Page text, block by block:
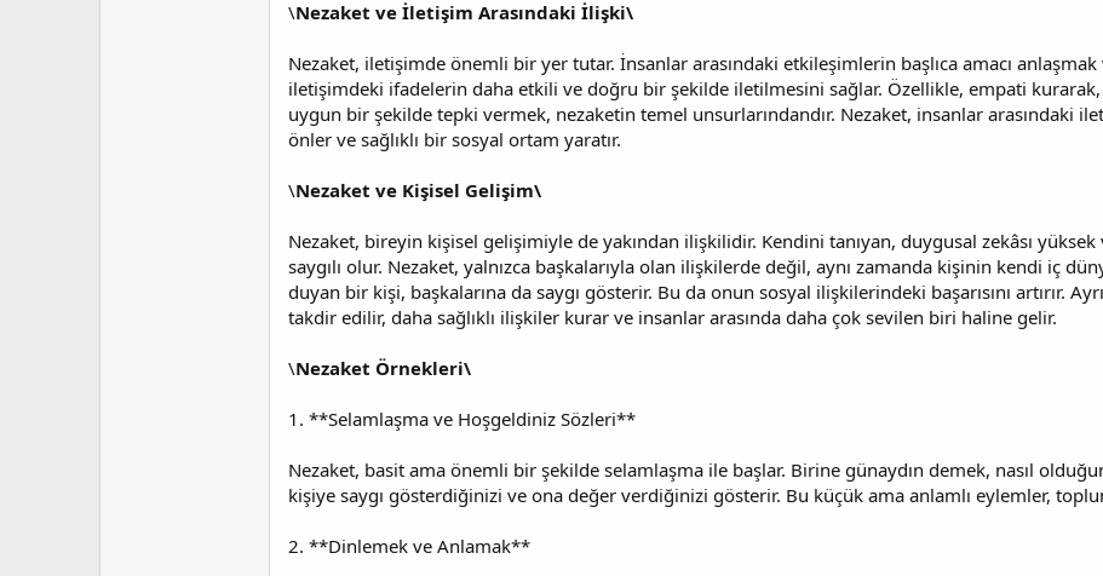
\Nezaket ve İletişim Arasındaki İlişki\
Nezaket, iletişimde önemli bir yer tutar. İnsanlar arasındaki etkileşimlerin başlıca amacı
iletişimdeki ifadelerin daha etkili ve doğru bir şekilde iletilmesini sağlar. Özellikle, empati
uygun bir şekilde tepki vermek, nezaketin temel unsurlarındandır. Nezaket, insanlar arasındaki
önler ve sağlıklı bir sosyal ortam yaratır.
\Nezaket ve Kişisel Gelişim\
Nezaket, bireyin kişisel gelişimiyle de yakından ilişkilidir. Kendini tanıyan, duygusal zekâsı
saygılı olur. Nezaket, yalnızca başkalarıyla olan ilişkilerde değil, aynı zamanda kişinin kendi iç
duyan bir kişi, başkalarına da saygı gösterir. Bu da onun sosyal ilişkilerindeki başarısını artırır.
takdir edilir, daha sağlıklı ilişkiler kurar ve insanlar arasında daha çok sevilen biri haline gelir.
\Nezaket Örnekleri\
1. **Selamlaşma ve Hoşgeldiniz Sözleri**
Nezaket, basit ama önemli bir şekilde selamlaşma ile başlar. Birine günaydın demek, nasıl
kişiye saygı gösterdiğinizi ve ona değer verdiğinizi gösterir. Bu küçük ama anlamlı eylemler,
2. **Dinlemek ve Anlamak**